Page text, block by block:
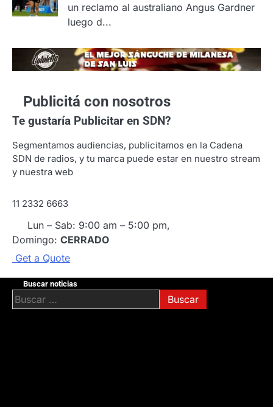
un reclamo al australiano Angus Gardner
luego d...
Publicitá con nosotros
Te gustaría Publicitar en SDN?
Segmentamos audiencias, publicitamos en la Cadena
SDN de radios, y tu marca puede estar en nuestro stream
y nuestra web
11 2332 6663
Lun – Sab: 9:00 am – 5:00 pm,
Domingo: CERRADO
Get a Quote
Buscar noticias
Buscar: